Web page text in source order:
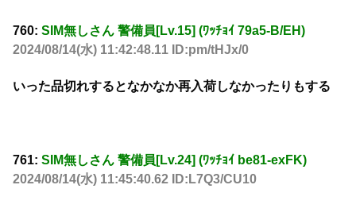
760: SIM無しさん 警備員[Lv.15] (ﾜｯﾁｮｲ 79a5-B/EH)
2024/08/14(水) 11:42:48.11 ID:pm/tHJx/0
いった品切れするとなかなか再入荷しなかったりもする
761: SIM無しさん 警備員[Lv.24] (ﾜｯﾁｮｲ be81-exFK)
2024/08/14(水) 11:45:40.62 ID:L7Q3/CU10